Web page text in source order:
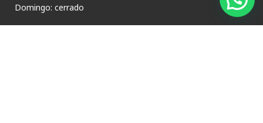
Domingo: cerrado